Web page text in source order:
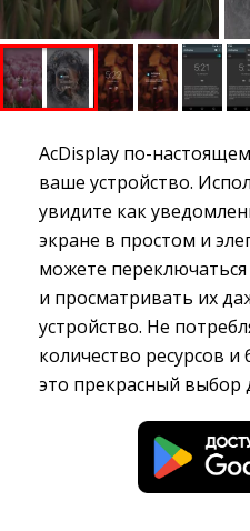
AcDisplay по-
ваше устройство.
увидите как
экране в простом и
можете
и просматривать их
устройство. Не
количество ресурсов и
это прекрасный выбор